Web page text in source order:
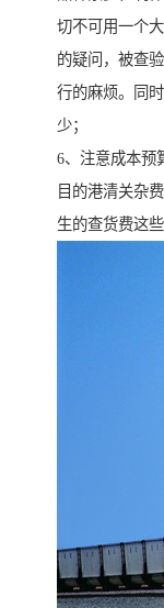
切不可用一个
的疑问，被查
行的麻烦。同
少；
6、注意成本预
目的港清关杂
生的查货费这